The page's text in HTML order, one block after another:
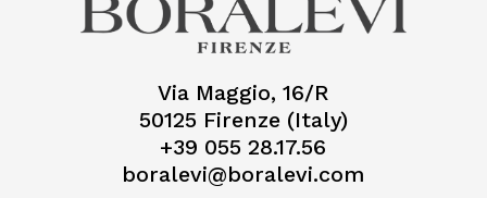
Via Maggio, 16/R
50125 Firenze (Italy)
+39 055 28.17.56
boralevi@boralevi.com